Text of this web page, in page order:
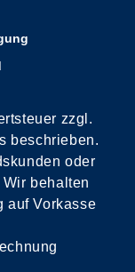
zzgl.
beschrieben.
oder
behalten
auf Vorkasse